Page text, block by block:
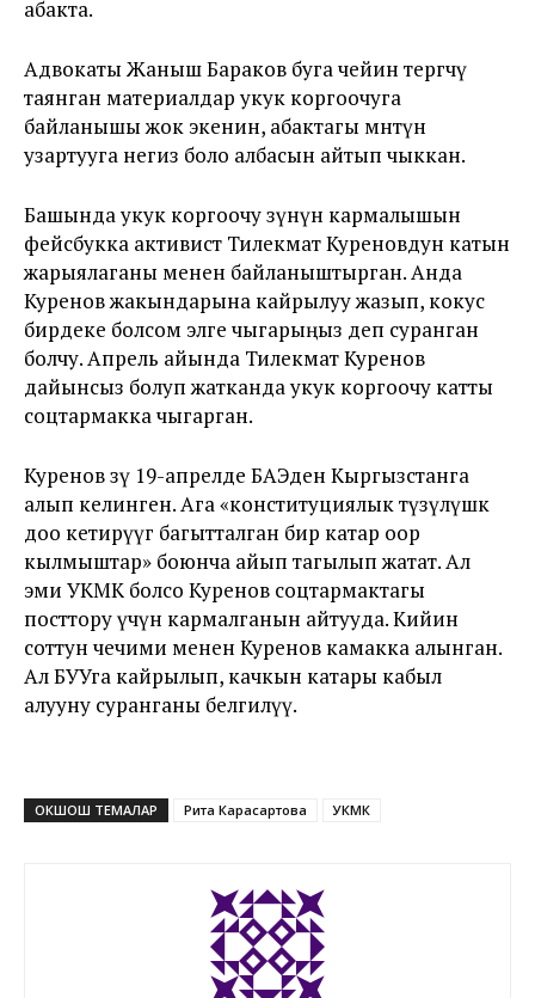
абакта.
Адвокаты Жаныш Бараков буга чейин тергөөчү
таянган материалдар укук коргоочуга
байланышы жок экенин, абактагы мөөнөтүн
узартууга негиз боло албасын айтып чыккан.
Башында укук коргоочу өзүнүн кармалышын
фейсбукка активист Тилекмат Куреновдун катын
жарыялаганы менен байланыштырган. Анда
Куренов жакындарына кайрылуу жазып, кокус
бирдеке болсом элге чыгарыңыз деп суранган
болчу. Апрель айында Тилекмат Куренов
дайынсыз болуп жатканда укук коргоочу катты
соцтармакка чыгарган.
Куренов өзү 19-апрелде БАЭден Кыргызстанга
алып келинген. Ага «конституциялык түзүлүшкө
доо кетирүүгө багытталган бир катар оор
кылмыштар» боюнча айып тагылып жатат. Ал
эми УКМК болсо Куренов соцтармактагы
посттору үчүн кармалганын айтууда. Кийин
соттун чечими менен Куренов камакка алынган.
Ал БУУга кайрылып, качкын катары кабыл
алууну суранганы белгилүү.
ОКШОШ ТЕМАЛАР Рита Карасартова УКМК